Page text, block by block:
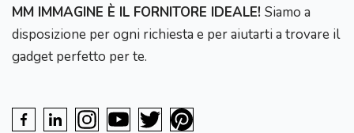
MM IMMAGINE È IL FORNITORE IDEALE! Siamo a
disposizione per ogni richiesta e per aiutarti a trovare il
gadget perfetto per te.